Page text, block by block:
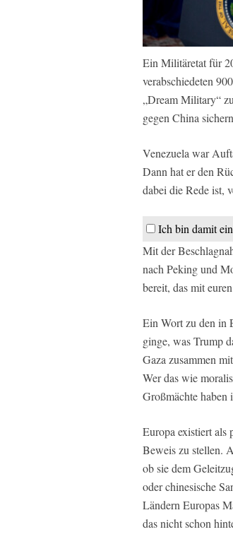
Ein Militäretat für
verabschiedeten
„Dream Military“
gegen China
Venezuela war
Dann hat er den
dabei die Rede ist,
Ich bin damit
Mit der
nach Peking und
bereit, das mit
Ein Wort zu den in
ginge, was Trump
Gaza zusammen
Wer das wie
Großmächte haben
Europa existiert als
Beweis zu stellen.
ob sie dem
oder chinesische
Ländern Europas
das nicht schon